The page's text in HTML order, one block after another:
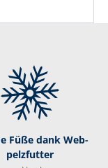
Füße dank Web­
pelz­fut­ter